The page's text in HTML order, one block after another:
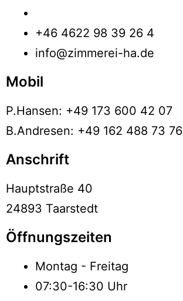
+46 4622 98 39 26 4
info@zimmerei-ha.de
Mobil
P.Hansen: +49 173 600 42 07
B.Andresen: +49 162 488 73 76
Anschrift
Hauptstraße 40
24893 Taarstedt
Öffnungszeiten
Montag - Freitag
07:30-16:30 Uhr